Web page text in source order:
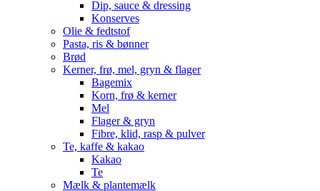
Dip, sauce & dressing
Konserves
Olie & fedtstof
Pasta, ris & bønner
Brød
Kerner, frø, mel, gryn & flager
Bagemix
Korn, frø & kerner
Mel
Flager & gryn
Fibre, klid, rasp & pulver
Te, kaffe & kakao
Kakao
Te
Mælk & plantemælk